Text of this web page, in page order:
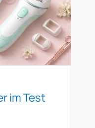
im Test